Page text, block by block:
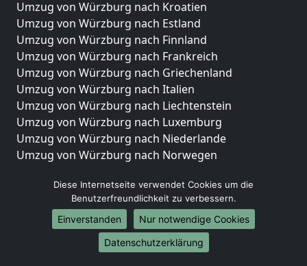
Umzug von Würzburg nach Kroatien
Umzug von Würzburg nach Estland
Umzug von Würzburg nach Finnland
Umzug von Würzburg nach Frankreich
Umzug von Würzburg nach Griechenland
Umzug von Würzburg nach Italien
Umzug von Würzburg nach Liechtenstein
Umzug von Würzburg nach Luxemburg
Umzug von Würzburg nach Niederlande
Umzug von Würzburg nach Norwegen
Umzüge-Deutschlandweit
Umzug von Würzburg nach Berlin
Umzug von Würzburg nach Hamburg
Umzug von Würzburg nach München
Umzug von Würzburg nach Köln
Diese Internetseite verwendet Cookies um die
Benutzerfreundlichkeit zu verbessern.
Einverstanden
Nur notwendige Cookies
Datenschutzerklärung